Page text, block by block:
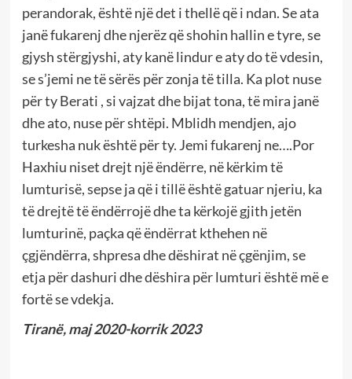
perandorak, është një det i thellë që i ndan. Se ata
janë fukarenj dhe njerëz që shohin hallin e tyre, se
gjysh stërgjyshi, aty kanë lindur e aty do të vdesin,
se s’jemi ne të sërës për zonja të tilla. Ka plot nuse
për ty Berati , si vajzat dhe bijat tona, të mira janë
dhe ato, nuse për shtëpi. Mblidh mendjen, ajo
turkesha nuk është për ty. Jemi fukarenj ne….Por
Haxhiu niset drejt një ëndërre, në kërkim të
lumturisë, sepse ja që i tillë është gatuar njeriu, ka
të drejtë të ëndërrojë dhe ta kërkojë gjith jetën
lumturinë, paçka që ëndërrat kthehen në
çgjëndërra, shpresa dhe dëshirat në çgënjim, se
etja për dashuri dhe dëshira për lumturi është më e
fortë se vdekja.
Tiranë, maj 2020-korrik 2023